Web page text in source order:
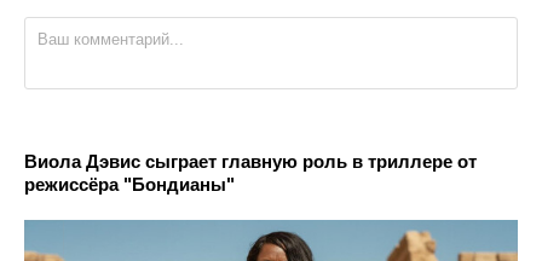
Виола Дэвис сыграет главную роль в триллере от
режиссёра "Бондианы"